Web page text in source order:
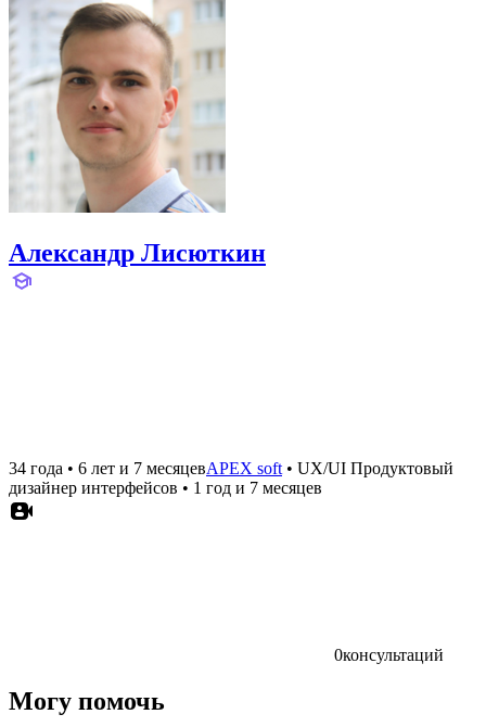
Александр Лисюткин
34 года • 6 лет и 7 месяцевAPEX soft • UX/UI Продуктовый
дизайнер интерфейсов • 1 год и 7 месяцев
0консультаций
Могу помочь